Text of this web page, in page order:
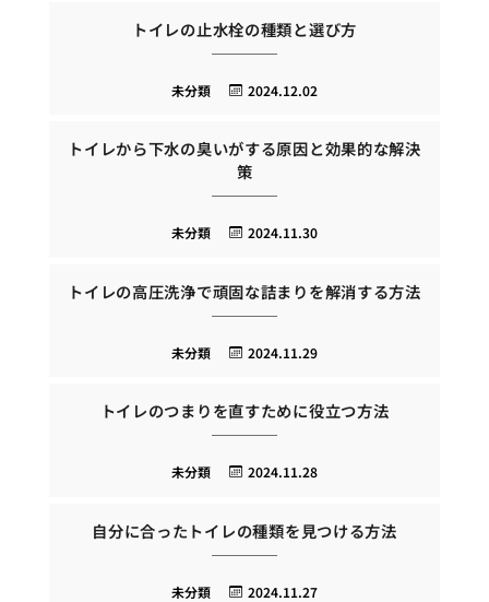
トイレの止水栓の種類と選び方
2024.12.02
未分類
トイレから下水の臭いがする原因と効果的な解決
策
2024.11.30
未分類
トイレの高圧洗浄で頑固な詰まりを解消する方法
2024.11.29
未分類
トイレのつまりを直すために役立つ方法
2024.11.28
未分類
自分に合ったトイレの種類を見つける方法
2024.11.27
未分類